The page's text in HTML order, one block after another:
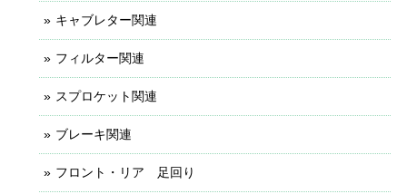
キャブレター関連
フィルター関連
スプロケット関連
ブレーキ関連
フロント・リア 足回り